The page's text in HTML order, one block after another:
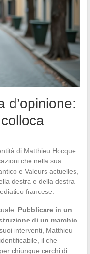
d’opinione:
di Matthieu Hocque
che nella sua
e Valeurs actuelles,
destra e della destra
francese.
Pubblicare in un
di un marchio
interventi, Matthieu
il che
chiunque cerchi di